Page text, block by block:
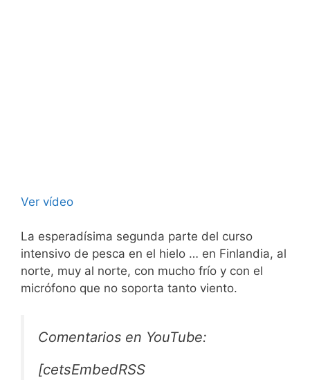
Ver vídeo
La esperadísima segunda parte del curso
intensivo de pesca en el hielo … en Finlandia, al
norte, muy al norte, con mucho frío y con el
micrófono que no soporta tanto viento.
Comentarios en YouTube:
[cetsEmbedRSS